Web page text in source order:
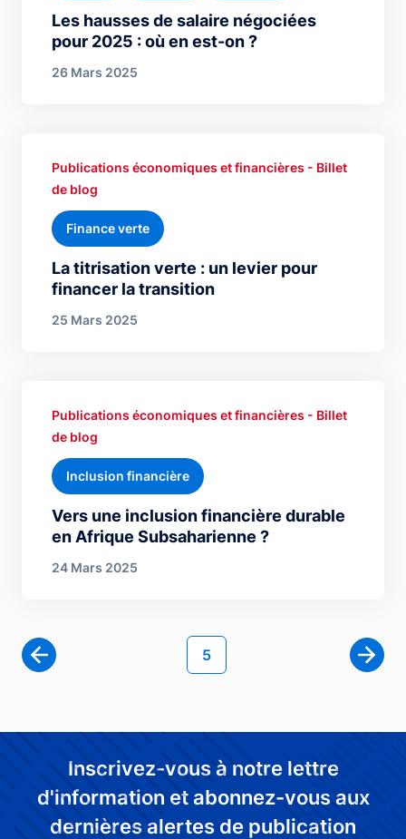
Les hausses de salaire négociées
pour 2025 : où en est-on ?
26 Mars 2025
La titrisation verte : un levier pour
financer la transition
Publications économiques et financières - Billet
de blog
Finance verte
25 Mars 2025
Vers une inclusion financière durable
en Afrique Subsaharienne ?
Publications économiques et financières - Billet
de blog
Inclusion financière
24 Mars 2025
Page courante
5
Page
Inscrivez-vous à notre lettre
d'information et abonnez-vous aux
dernières alertes de publication